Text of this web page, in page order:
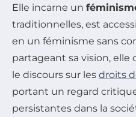
Elle incarne un
traditionnelles, est
en un féminisme sans
partageant sa vision, elle
le discours sur les droits
portant un regard
persistantes dans la